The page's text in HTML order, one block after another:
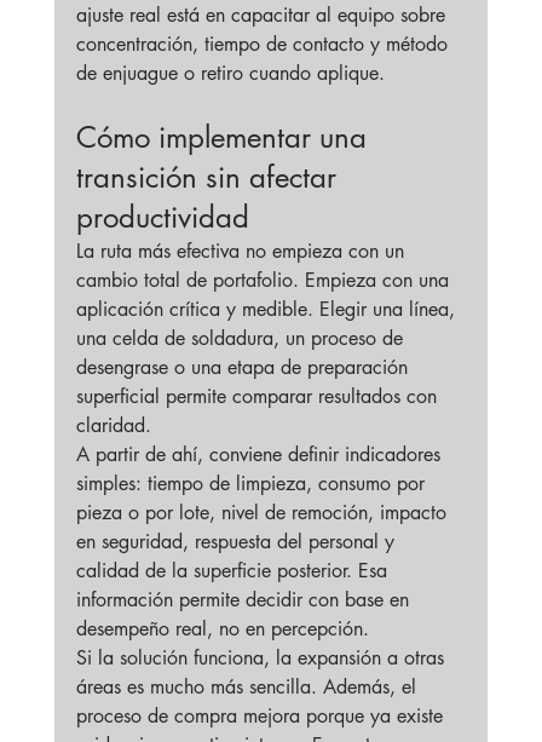
ajuste real está en capacitar al equipo sobre
concentración, tiempo de contacto y método
de enjuague o retiro cuando aplique.
Cómo implementar una
transición sin afectar
productividad
La ruta más efectiva no empieza con un
cambio total de portafolio. Empieza con una
aplicación crítica y medible. Elegir una línea,
una celda de soldadura, un proceso de
desengrase o una etapa de preparación
superficial permite comparar resultados con
claridad.
A partir de ahí, conviene definir indicadores
simples: tiempo de limpieza, consumo por
pieza o por lote, nivel de remoción, impacto
en seguridad, respuesta del personal y
calidad de la superficie posterior. Esa
información permite decidir con base en
desempeño real, no en percepción.
Si la solución funciona, la expansión a otras
áreas es mucho más sencilla. Además, el
proceso de compra mejora porque ya existe